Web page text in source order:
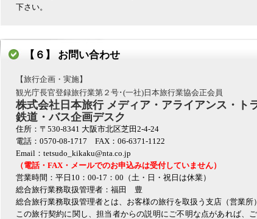
下さい。
【６】 お問い合わせ
【旅行企画・実施】
観光庁長官登録旅行業第２号･(一社)日本旅行業協会正会員
株式会社日本旅行 メディア・アライアンス・ト
鉄道・バス企画デスク
住所：〒530-8341 大阪市北区芝田2-4-24
電話：0570-08-1717 FAX：06-6371-1122
Email：tetsudo_kikaku@nta.co.jp
（電話・FAX・メールでのお申込みは受付していません）
営業時間：平日10：00-17：00（土・日・祝日は休業）
総合旅行業務取扱管理者：福田 豊
総合旅行業務取扱管理者とは、お客様の旅行を取扱う支店（営業所
この旅行契約に関し、担当者からの説明にご不明な点があれば、